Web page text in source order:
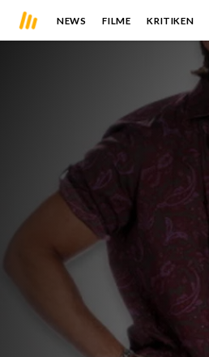
NEWS FILME KRITIKEN